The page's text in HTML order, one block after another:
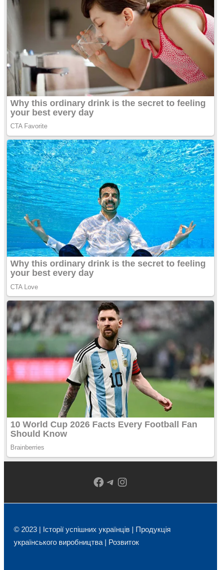
Facebook
Telegram
Instagram
© 2023 | Історії успішних українців | Продукція
українського виробництва | Розвиток